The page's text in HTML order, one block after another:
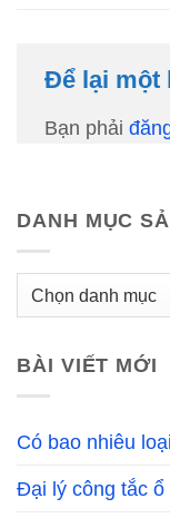
Để lại một
Bạn phải
DANH MỤC
BÀI VIẾT MỚI
Có bao nhiêu
Đại lý công tắc ổ